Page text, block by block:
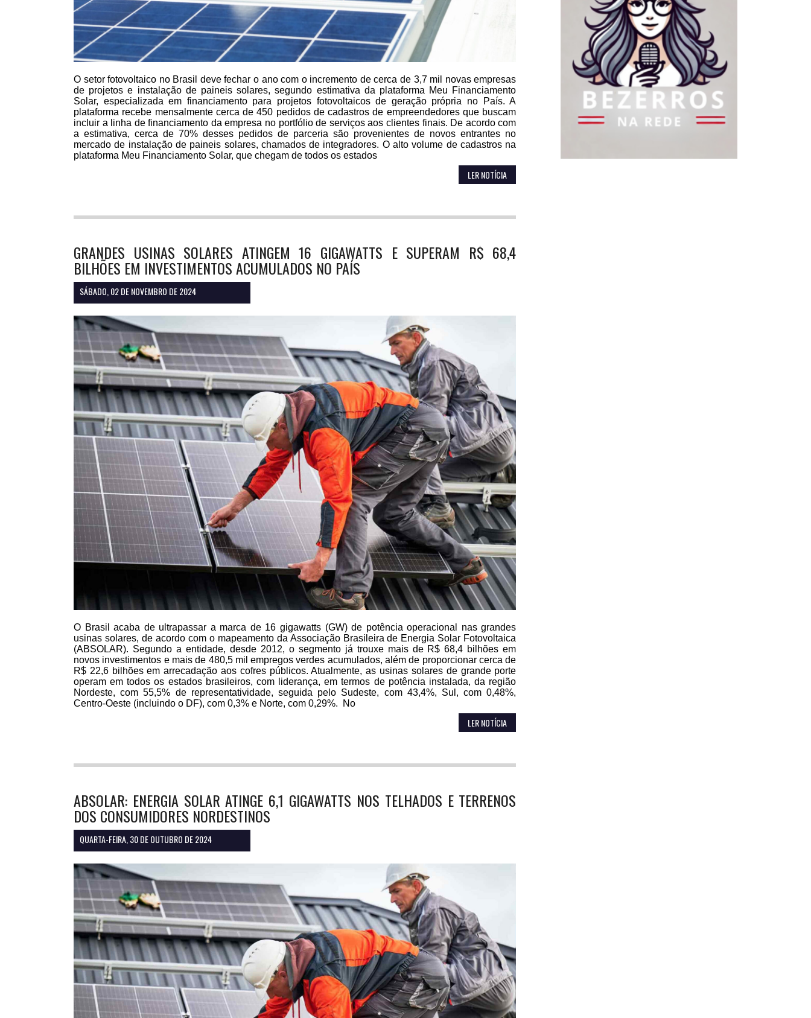
O setor fotovoltaico no Brasil deve fechar o ano com o incremento de cerca de 3,7 mil novas empresas
de projetos e instalação de paineis solares, segundo estimativa da plataforma Meu Financiamento
Solar, especializada em financiamento para projetos fotovoltaicos de geração própria no País. A
plataforma recebe mensalmente cerca de 450 pedidos de cadastros de empreendedores que buscam
incluir a linha de financiamento da empresa no portfólio de serviços aos clientes finais. De acordo com
a estimativa, cerca de 70% desses pedidos de parceria são provenientes de novos entrantes no
mercado de instalação de paineis solares, chamados de integradores. O alto volume de cadastros na
plataforma Meu Financiamento Solar, que chegam de todos os estados
LER NOTÍCIA
GRANDES USINAS SOLARES ATINGEM 16 GIGAWATTS E SUPERAM R$ 68,4
BILHÕES EM INVESTIMENTOS ACUMULADOS NO PAÍS
SÁBADO, 02 DE NOVEMBRO DE 2024
O Brasil acaba de ultrapassar a marca de 16 gigawatts (GW) de potência operacional nas grandes
usinas solares, de acordo com o mapeamento da Associação Brasileira de Energia Solar Fotovoltaica
(ABSOLAR). Segundo a entidade, desde 2012, o segmento já trouxe mais de R$ 68,4 bilhões em
novos investimentos e mais de 480,5 mil empregos verdes acumulados, além de proporcionar cerca de
R$ 22,6 bilhões em arrecadação aos cofres públicos. Atualmente, as usinas solares de grande porte
operam em todos os estados brasileiros, com liderança, em termos de potência instalada, da região
Nordeste, com 55,5% de representatividade, seguida pelo Sudeste, com 43,4%, Sul, com 0,48%,
Centro-Oeste (incluindo o DF), com 0,3% e Norte, com 0,29%. No
LER NOTÍCIA
ABSOLAR: ENERGIA SOLAR ATINGE 6,1 GIGAWATTS NOS TELHADOS E TERRENOS
DOS CONSUMIDORES NORDESTINOS
QUARTA-FEIRA, 30 DE OUTUBRO DE 2024